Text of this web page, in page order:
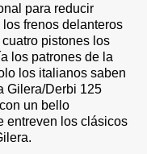
para reducir
frenos delanteros
pistones los
los patrones de la
los italianos saben
Gilera/Derbi 125
un bello
entreven los clásicos